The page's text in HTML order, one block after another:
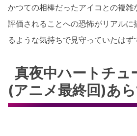
かつての相棒だったアイコとの複雑
評価されることへの恐怖がリアルに
るような気持ちで見守っていたはず
真夜中ハートチュ
(アニメ最終回)あ